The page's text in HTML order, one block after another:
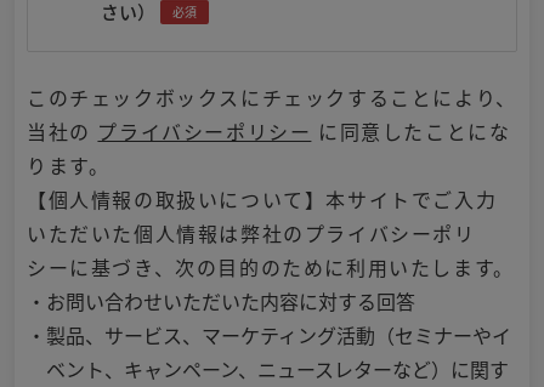
さい）
必須
このチェックボックスにチェックすることにより、
当社の プライバシーポリシー に同意したことにな
ります。
【個人情報の取扱いについて】本サイトでご入力
いただいた個人情報は弊社のプライバシーポリ
シーに基づき、次の目的のために利用いたします。
・お問い合わせいただいた内容に対する回答
・製品、サービス、マーケティング活動（セミナーやイ
ベント、キャンペーン、ニュースレターなど）に関す